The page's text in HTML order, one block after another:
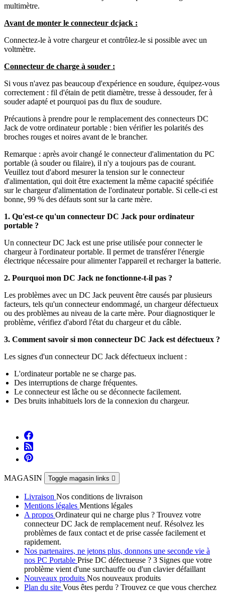
multimètre.
Avant de monter le connecteur dcjack :
Connectez-le à votre chargeur et contrôlez-le si possible avec un
voltmètre.
Connecteur de charge à souder :
Si vous n'avez pas beaucoup d'expérience en soudure, équipez-vous
correctement : fil d'étain de petit diamètre, tresse à dessouder, fer à
souder adapté et pourquoi pas du flux de soudure.
Précautions à prendre pour le remplacement des connecteurs DC
Jack de votre ordinateur portable : bien vérifier les polarités des
broches rouges et noires avant de le brancher.
Remarque : après avoir changé le connecteur d'alimentation du PC
portable (à souder ou filaire), il n'y a toujours pas de courant.
Veuillez tout d'abord mesurer la tension sur le connecteur
d'alimentation, qui doit être exactement la même capacité spécifiée
sur le chargeur d'alimentation de l'ordinateur portable. Si celle-ci est
bonne, 99 % des défauts sont sur la carte mère.
1. Qu'est-ce qu'un connecteur DC Jack pour ordinateur
portable ?
Un connecteur DC Jack est une prise utilisée pour connecter le
chargeur à l'ordinateur portable. Il permet de transférer l'énergie
électrique nécessaire pour alimenter l'appareil et recharger la batterie.
2. Pourquoi mon DC Jack ne fonctionne-t-il pas ?
Les problèmes avec un DC Jack peuvent être causés par plusieurs
facteurs, tels qu'un connecteur endommagé, un chargeur défectueux
ou des problèmes au niveau de la carte mère. Pour diagnostiquer le
problème, vérifiez d'abord l'état du chargeur et du câble.
3. Comment savoir si mon connecteur DC Jack est défectueux ?
Les signes d'un connecteur DC Jack défectueux incluent :
L'ordinateur portable ne se charge pas.
Des interruptions de charge fréquentes.
Le connecteur est lâche ou se déconnecte facilement.
Des bruits inhabituels lors de la connexion du chargeur.
MAGASIN Toggle magasin links 
Livraison Nos conditions de livraison
Mentions légales Mentions légales
A propos Ordinateur qui ne charge plus ? Trouvez votre
connecteur DC Jack de remplacement neuf. Résolvez les
problèmes de faux contact et de prise cassée facilement et
rapidement.
Nos partenaires, ne jetons plus, donnons une seconde vie à
nos PC Portable Prise DC défectueuse ? 3 Signes que votre
problème vient d'une surchauffe ou d'un clavier défaillant
Nouveaux produits Nos nouveaux produits
Plan du site Vous êtes perdu ? Trouvez ce que vous cherchez